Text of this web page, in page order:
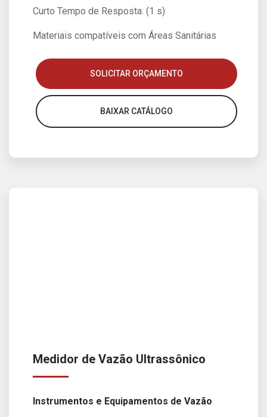
Curto Tempo de Resposta: (1 s)
Materiais compatíveis com Áreas Sanitárias
SOLICITAR ORÇAMENTO
BAIXAR CATÁLOGO
Medidor de Vazão Ultrassônico
Instrumentos e Equipamentos de Vazão